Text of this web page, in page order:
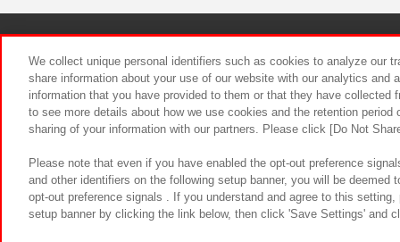
食品のご
We collect unique personal identifiers such as cookies to analyze our
share information about your use of our website with our analytics and
information that you have provided to them or that they have
to see more details about how we use cookies and the retention
sharing of your information with our partners. Please click [Do Not
Please note that even if you have enabled the opt-out preference
and other identifiers on the following setup banner, you will be
opt-out preference signals . If you understand and agree to this
setup banner by clicking the link below, then click 'Save Settings' and